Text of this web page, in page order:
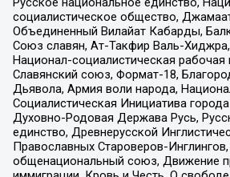
социалистическое общество,
Объединенный Вилайат Кабарды,
Союз славян, Ат-Такфир Валь-
Национал-социалистическая рабочая
Славянский союз, Формат-18,
Дьявола, Армия воли народа,
Социалистическая Инициатива
Духовно-Родовая Держава Русь,
единство, Древнерусской
Православных Староверов-
общенациональный союз, Движение